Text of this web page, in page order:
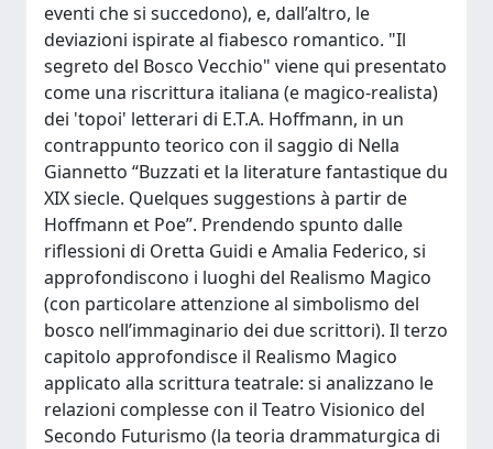
eventi che si succedono), e, dall’altro, le
deviazioni ispirate al fiabesco romantico. "Il
segreto del Bosco Vecchio" viene qui presentato
come una riscrittura italiana (e magico-realista)
dei 'topoi' letterari di E.T.A. Hoffmann, in un
contrappunto teorico con il saggio di Nella
Giannetto “Buzzati et la literature fantastique du
XIX siecle. Quelques suggestions à partir de
Hoffmann et Poe”. Prendendo spunto dalle
riflessioni di Oretta Guidi e Amalia Federico, si
approfondiscono i luoghi del Realismo Magico
(con particolare attenzione al simbolismo del
bosco nell’immaginario dei due scrittori). Il terzo
capitolo approfondisce il Realismo Magico
applicato alla scrittura teatrale: si analizzano le
relazioni complesse con il Teatro Visionico del
Secondo Futurismo (la teoria drammaturgica di